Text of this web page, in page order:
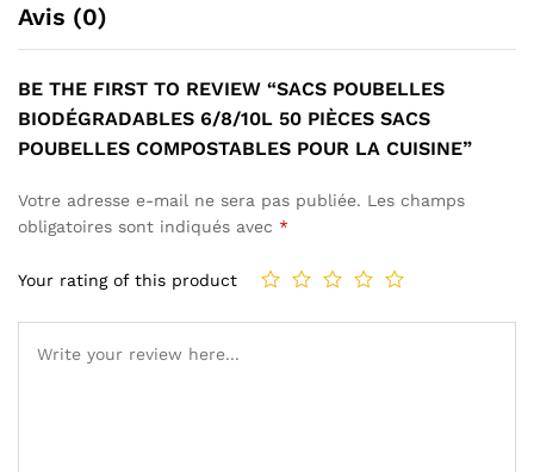
Avis (0)
BE THE FIRST TO REVIEW “SACS POUBELLES
BIODÉGRADABLES 6/8/10L 50 PIÈCES SACS
POUBELLES COMPOSTABLES POUR LA CUISINE”
Votre adresse e-mail ne sera pas publiée. Les champs
obligatoires sont indiqués avec *
Your rating of this product